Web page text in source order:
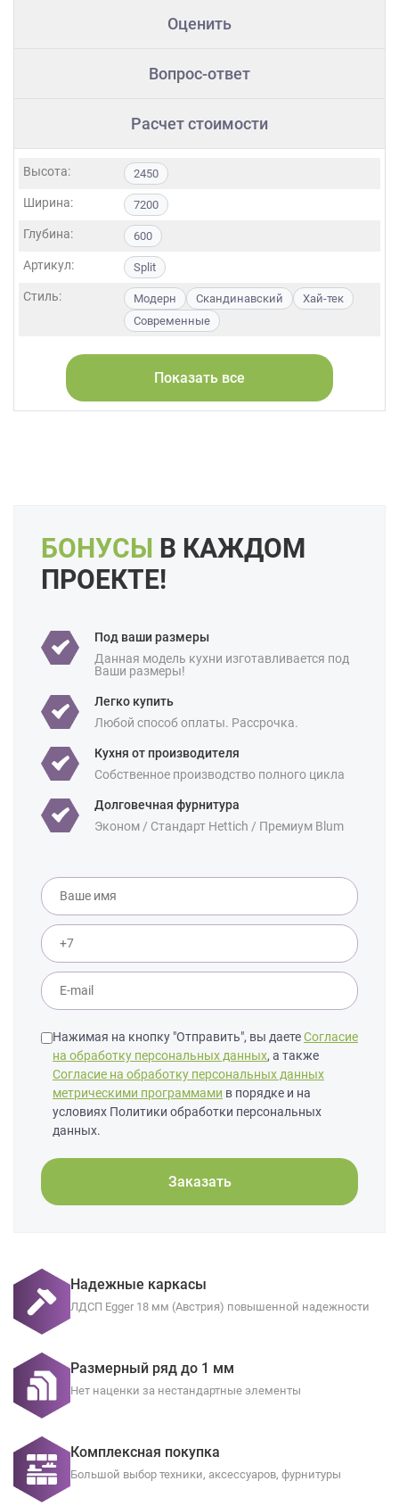
Оценить
Вопрос-ответ
Расчет стоимости
Высота: 2450
Ширина: 7200
Глубина: 600
Артикул: Split
Стиль: Модерн Скандинавский
Хай-тек
Современные
Белоруссия
МДФ Шпон
Форма кухни: Прямая С островом
Особенности: Встроенные Готовые
Под потолок
С встроенной техникой
Ценовая
категория:
Бюджетные
Для студии
Показать все
БОНУСЫ В КАЖДОМ
ПРОЕКТЕ!
Под ваши размеры
Данная модель кухни изготавливается под
Ваши размеры!
Легко купить
Любой способ оплаты. Рассрочка.
Кухня от производителя
Собственное производство полного цикла
Долговечная фурнитура
Эконом / Стандарт Hettich / Премиум Blum
Нажимая на кнопку "Отправить", вы даетеСогласие
на обработку персональных данных, а также
Согласие на обработку персональных данных
метрическими программами в порядке и на
условиях Политики обработки персональных
данных.
Заказать
Надежные каркасы
ЛДСП Egger 18 мм (Австрия) повышенной надежности
Размерный ряд до 1 мм
Нет наценки за нестандартные элементы
Комплексная покупка
Большой выбор техники, аксессуаров, фурнитуры